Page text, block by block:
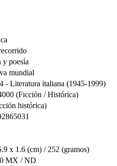
y poesía
mundial
- Literatura italiana (1945-1999)
(Ficción / Histórica)
histórica)
x 1.6 (cm) / 252 (gramos)
MX / ND